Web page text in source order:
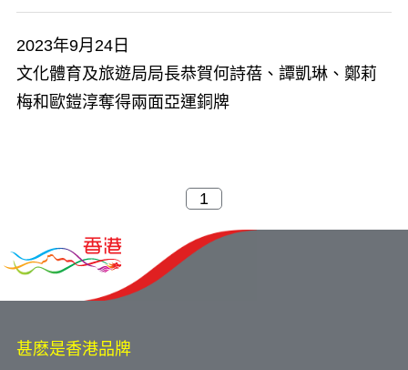
2023年9月24日
文化體育及旅遊局局長恭賀何詩蓓、譚凱琳、鄭莉
梅和歐鎧淳奪得兩面亞運銅牌
甚麽是香港品牌